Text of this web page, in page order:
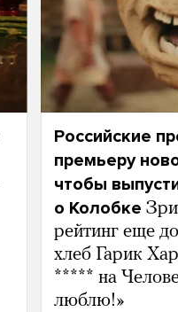
Российские
премьеру
чтобы
о Колобке
рейтинг еще
хлеб Гарик
***** на
люблю!»